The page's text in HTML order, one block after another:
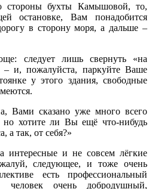
бухты Камышовой, то,
остановке, Вам понадобится
в сторону моря, а дальше –
следует лишь свернуть «на
и, пожалуйста, паркуйте Ваше
у этого здания, свободные
Вами сказано уже много всего
но хотите ли Вы ещё что-нибудь
а так, от себя?»
интересные и не совсем лёгкие
следующее, и тоже очень
есть профессиональный
человек очень добродушный,